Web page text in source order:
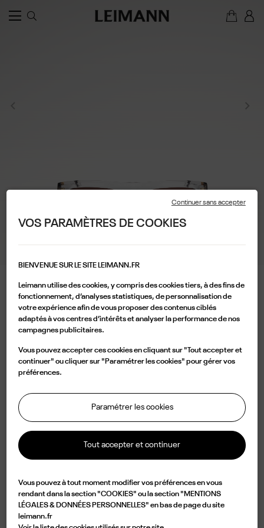
LEIMANN XVIII DARK CRYSTAL TERRACOTTA
Couleur
Ajouter au panier
Caractérisée par une forme carrée en acétate gris translucide, la LEIM XVIII
C 005 est un design d'élégance et d'originalité. Légère mais d' une
durabilité impressionnante, cette monture est fabriquée à partir d'une
VOS PARAMÈTRES DE COOKIES
BIENVENUE SUR LE SITE LEIMANN.FR
Leimann utilise des cookies, y compris des cookies tiers, à des fins de
fonctionnement, d’analyses statistiques, de personnalisation de
votre expérience afin de vous proposer des contenus ciblés
adaptés à vos centres d’intérêts et analyser la performance de nos
campagnes publicitaires.
Vous pouvez accepter ces cookies en cliquant sur "Tout accepter et
continuer" ou cliquer sur "Paramétrer les cookies" pour gérer vos
préférences.
Paramétrer les cookies
Tout accepter et continuer
Vous pouvez à tout moment modifier vos préférences en vous
rendant dans la section "COOKIES" ou la section "MENTIONS
LÉGALES & DONNÉES PERSONNELLES" en bas de page du site
leimann.fr
Continuer sans accepter